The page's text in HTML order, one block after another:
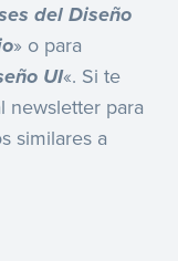
del Diseño
» o para
UI«. Si te
newsletter para
similares a